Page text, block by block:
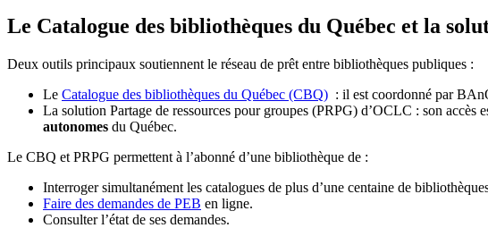
Le Catalogue des bibliothèques du Québec et la
Deux outils principaux soutiennent le réseau de prêt entre bibliothèques publiques :
Le Catalogue des bibliothèques du Québec (CBQ) : il est coordonné par
La solution Partage de ressources pour groupes (PRPG) d’OCLC : son
autonomes du Québec.
Le CBQ et PRPG permettent à l’abonné d’une bibliothèque de :
Interroger simultanément les catalogues de plus d’une centaine de
Faire des demandes de PEB en ligne.
Consulter l’état de ses demandes.